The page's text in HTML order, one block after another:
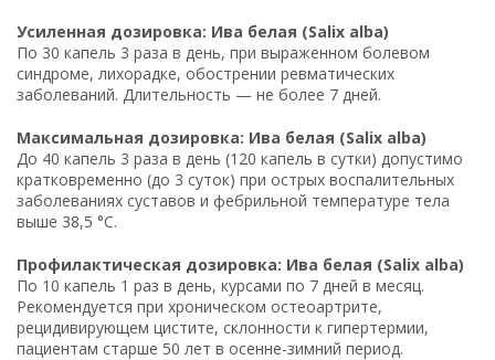
Усиленная дозировка: Ива белая (Salix alba)
По 30 капель 3 раза в день, при выраженном болевом
синдроме, лихорадке, обострении ревматических
заболеваний. Длительность — не более 7 дней.
Максимальная дозировка: Ива белая (Salix alba)
До 40 капель 3 раза в день (120 капель в сутки) допустимо
кратковременно (до 3 суток) при острых воспалительных
заболеваниях суставов и фебрильной температуре тела
выше 38,5 °C.
Профилактическая дозировка: Ива белая (Salix alba)
По 10 капель 1 раз в день, курсами по 7 дней в месяц.
Рекомендуется при хроническом остеоартрите,
рецидивирующем цистите, склонности к гипертермии,
пациентам старше 50 лет в осенне-зимний период.